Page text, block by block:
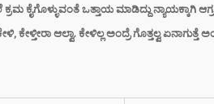
ಸ್ಟೈಲ್‌ಗಾಗಿ ಕಡಿಮೆ
ಬೆಲೆಯ ಸನ್‌ಗ್ಲಾಸ್
ಕೈಗೊಳ್ಳುವಂತೆ ಒತ್ತಾಯ ಮಾಡಿದ್ದು ನ್ಯಾಯಕ್ಕಾಗಿ
ಕೇಳ್ತೀರಾ ಆಲ್ವಾ. ಕೇಳಿಲ್ಲ ಅಂದ್ರೆ ಗೊತ್ತಲ್ವ ಏನಾಗುತ್ತೆ